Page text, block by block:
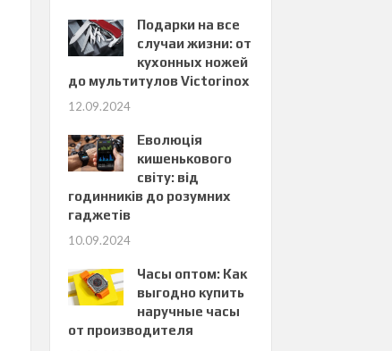
Подарки на все
случаи жизни: от
кухонных ножей
до мультитулов Victorinox
12.09.2024
Еволюція
кишенькового
світу: від
годинників до розумних
гаджетів
10.09.2024
Часы оптом: Как
выгодно купить
наручные часы
от производителя